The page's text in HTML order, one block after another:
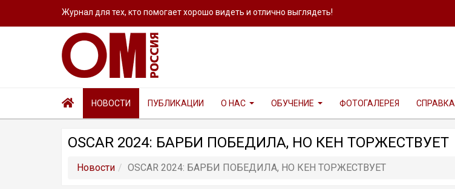
Журнал для тех, кто помогает хорошо видеть и отлично выглядеть!
НОВОСТИ ПУБЛИКАЦИИ О НАС ОБУЧЕНИЕ ФОТОГАЛЕРЕЯ СПРАВКА
OSCAR 2024: БАРБИ ПОБЕДИЛА, НО КЕН ТОРЖЕСТВУЕТ
Новости OSCAR 2024: БАРБИ ПОБЕДИЛА, НО КЕН ТОРЖЕСТВУЕТ